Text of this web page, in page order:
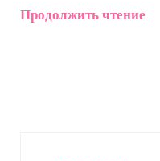
позы и советы по
Продолжить чтение